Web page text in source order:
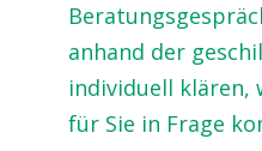
anhand der
individuell klären,
für Sie in Frage